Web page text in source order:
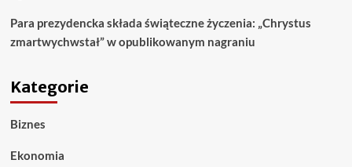
Para prezydencka składa świąteczne życzenia: „Chrystus
zmartwychwstał” w opublikowanym nagraniu
Kategorie
Biznes
Ekonomia